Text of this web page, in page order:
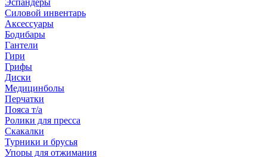
Эспандеры
Силовой инвентарь
Аксессуары
Бодибары
Гантели
Гири
Грифы
Диски
Медицинболы
Перчатки
Пояса т/а
Ролики для пресса
Скакалки
Турники и брусья
Упоры для отжимания